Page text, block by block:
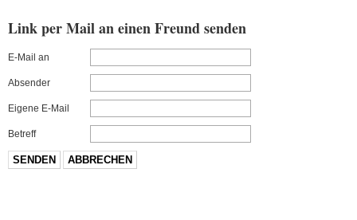
Link per Mail an einen Freund senden
E-Mail an
Absender
Eigene E-Mail
Betreff
SENDEN ABBRECHEN